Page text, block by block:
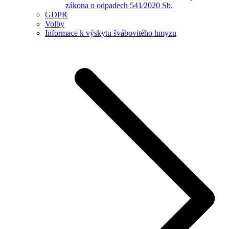
zákona o odpadech 541⁄2020 Sb.
GDPR
Volby
Informace k výskytu švábovitého hmyzu